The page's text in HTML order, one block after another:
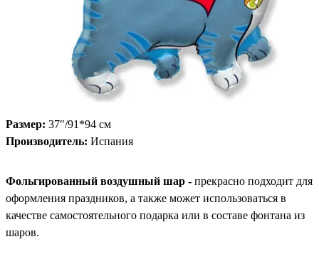
Размер: 37"/91*94 см
Производитель: Испания
Фольгированный воздушный шар - прекрасно подходит для
оформления праздников, а также может использоваться в
качестве самостоятельного подарка или в составе фонтана из
шаров.